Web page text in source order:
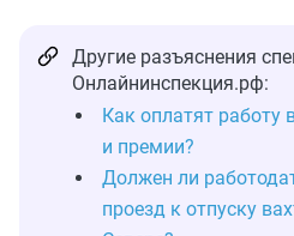
Другие разъяснения
Онлайнинспекция.рф:
Как оплатят работу
и премии?
Должен ли
проезд к отпуску